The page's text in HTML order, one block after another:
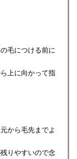
毛につける前に
上に向かって指
から毛先までよ
りやすいので念